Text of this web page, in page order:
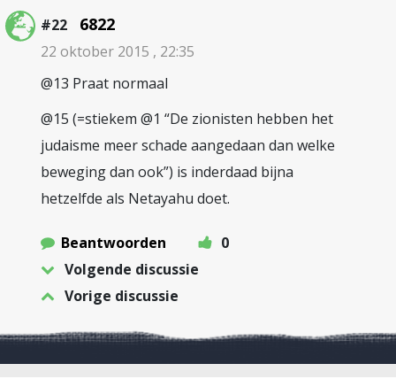
#22 6822
22 oktober 2015 , 22:35
@13 Praat normaal
@15 (=stiekem @1 “De zionisten hebben het
judaisme meer schade aangedaan dan welke
beweging dan ook”) is inderdaad bijna
hetzelfde als Netayahu doet.
Beantwoorden
0
Volgende discussie
Vorige discussie